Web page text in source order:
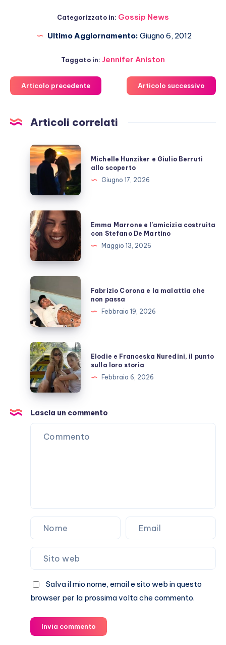
Categorizzato in: Gossip News
Ultimo Aggiornamento: Giugno 6, 2012
Taggato in: Jennifer Aniston
Articolo precedente Articolo successivo
Articoli correlati
Michelle
Hunziker
e
Berruti
allo
scoperto
Michelle Hunziker e Giulio Berruti
allo scoperto
Giugno 17, 2026
Emma
Marrone
e
l’amicizia
costruita
con
Stefano
De
Martino
Emma Marrone e l’amicizia costruita
con Stefano De Martino
Maggio 13, 2026
Fabrizio
Corona
e
la
malattia
che
non
passa
Fabrizio Corona e la malattia che
non passa
Febbraio 19, 2026
Elodie
e
Franceska
Nuredini,
punto
sulla
Elodie e Franceska Nuredini, il punto
sulla loro storia
Febbraio 6, 2026
Lascia un commento
Salva il mio nome, email e sito web in questo
browser per la prossima volta che commento.
Invia commento